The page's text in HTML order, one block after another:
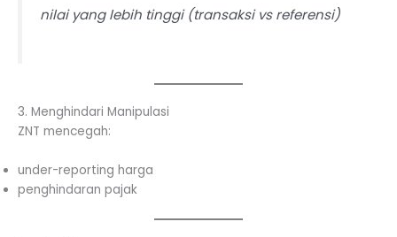
nilai yang lebih tinggi (transaksi vs referensi)
3. Menghindari Manipulasi
ZNT mencegah:
under-reporting harga
penghindaran pajak